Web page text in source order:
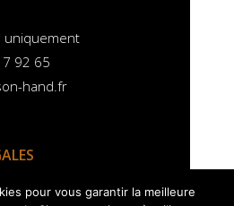
uniquement
92 65
hand.fr
pour vous garantir la meilleure